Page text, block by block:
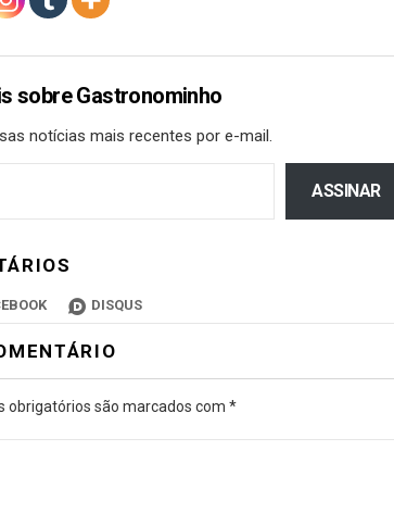
sobre Gastronominho
notícias mais recentes por e-mail.
ASSINAR
DISQUS
obrigatórios são marcados com *